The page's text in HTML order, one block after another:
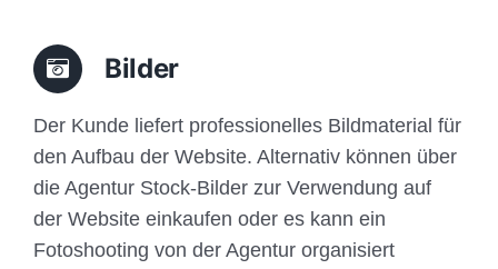
Bilder
Der Kunde liefert professionelles Bildmaterial für
den Aufbau der Website. Alternativ können über
die Agentur Stock-Bilder zur Verwendung auf
der Website einkaufen oder es kann ein
Fotoshooting von der Agentur organisiert